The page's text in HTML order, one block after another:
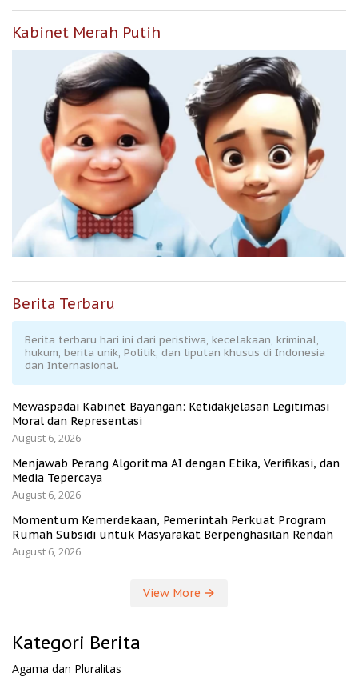
Kabinet Merah Putih
Berita Terbaru
Berita terbaru hari ini dari peristiwa, kecelakaan, kriminal,
hukum, berita unik, Politik, dan liputan khusus di Indonesia
dan Internasional.
Mewaspadai Kabinet Bayangan: Ketidakjelasan Legitimasi
Moral dan Representasi
August 6, 2026
Menjawab Perang Algoritma AI dengan Etika, Verifikasi, dan
Media Tepercaya
August 6, 2026
Momentum Kemerdekaan, Pemerintah Perkuat Program
Rumah Subsidi untuk Masyarakat Berpenghasilan Rendah
August 6, 2026
View More
Kategori Berita
Agama dan Pluralitas